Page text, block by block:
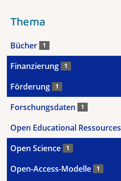
Thema
Bücher 1
Finanzierung 1
Förderung 1
Forschungsdaten 1
Open Educational Ressources
Open Science 1
Open-Access-Modelle 1